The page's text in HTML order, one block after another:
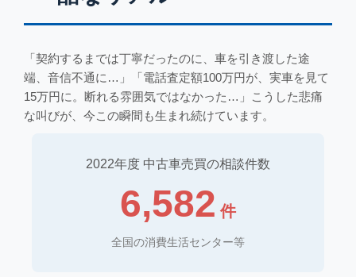
「契約するまでは丁寧だったのに、車を引き渡した途
端、音信不通に…」「電話査定額100万円が、実車を見て
15万円に。断れる雰囲気ではなかった…」こうした悲痛
な叫びが、今この瞬間も生まれ続けています。
2022年度 中古車売買の相談件数
6,582 件
全国の消費生活センター等